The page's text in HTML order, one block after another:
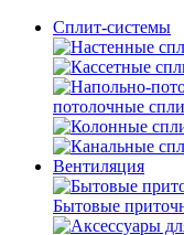
Сплит-системы
потолочные
Вентиляция
Бытовые